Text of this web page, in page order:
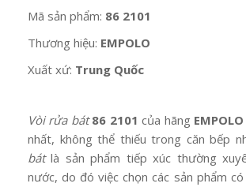
Tủ chậu kính
Sen vòi
Chậu rửa mặt
Bồn cầu
GẠCH KÍNH
ĐÈN ITALY
LA LUCE Cristallo
IL VETRO Murano
Mã sản phẩm: 86 2101
Thương hiệu: EMPOLO
Xuất xứ: Trung Quốc
Vòi rửa bát86 2101 của hãng EMPOLO
nhất, không thể thiếu trong căn bếp
bátlà sản phẩm tiếp xúc thường
nước, do đó việc chọn các sản phẩm